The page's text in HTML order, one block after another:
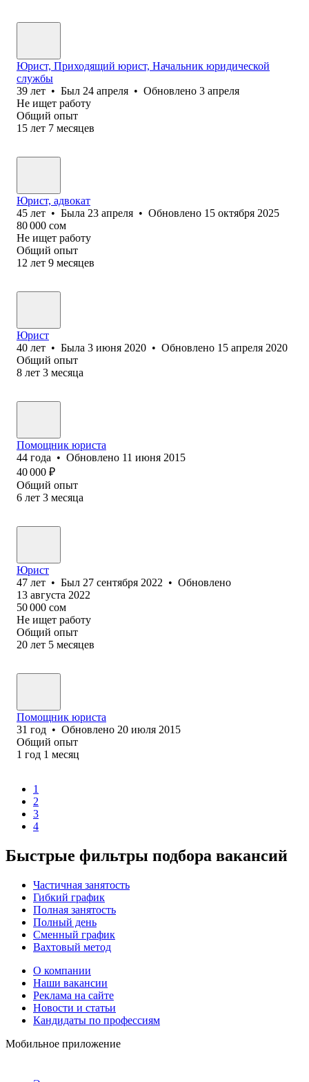
Юрист, Приходящий юрист, Начальник юридической
службы
39 лет • Был 24 апреля • Обновлено 3 апреля
Не ищет работу
Общий опыт
15 лет 7 месяцев
Юрист, адвокат
45 лет • Была 23 апреля • Обновлено 15 октября 2025
80 000 сом
Не ищет работу
Общий опыт
12 лет 9 месяцев
Юрист
40 лет • Была 3 июня 2020 • Обновлено 15 апреля 2020
Общий опыт
8 лет 3 месяца
Помощник юриста
44 года • Обновлено 11 июня 2015
40 000 ₽
Общий опыт
6 лет 3 месяца
Юрист
47 лет • Был 27 сентября 2022 • Обновлено
13 августа 2022
50 000 сом
Не ищет работу
Общий опыт
20 лет 5 месяцев
Помощник юриста
31 год • Обновлено 20 июля 2015
Общий опыт
1 год 1 месяц
1
2
3
4
Быстрые фильтры подбора вакансий
Частичная занятость
Гибкий график
Полная занятость
Полный день
Сменный график
Вахтовый метод
О компании
Наши вакансии
Реклама на сайте
Новости и статьи
Кандидаты по профессиям
Мобильное приложение